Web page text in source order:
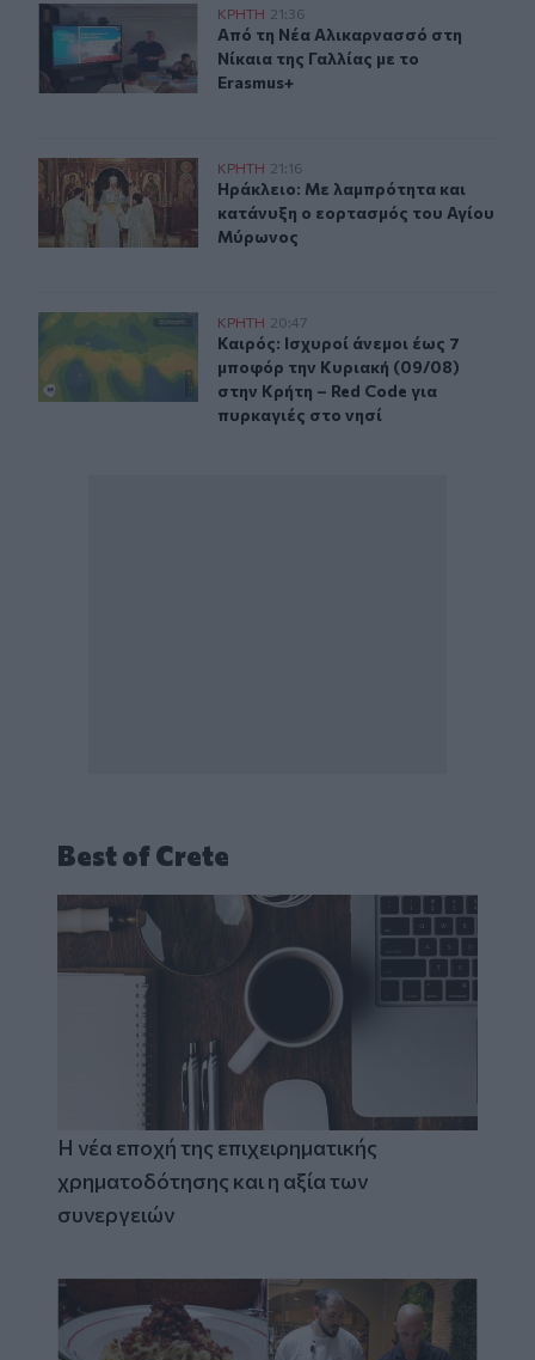
Από τη Νέα Αλικαρνασσό στη Νίκαια της Γαλλίας με το
ΚΡΗΤΗ 21:36
Από τη Νέα Αλικαρνασσό στη
Από τη Νέα Αλικαρνασσό στη
Νίκαια της Γαλλίας με το
Erasmus+
Ηράκλειο: Με λαμπρότητα και κατάνυξη ο εορτασμός
ΚΡΗΤΗ 21:16
Ηράκλειο: Με λαμπρότητα και
Ηράκλειο: Με λαμπρότητα και
κατάνυξη ο εορτασμός του Αγίου
Μύρωνος
Καιρός: Ισχυροί άνεμοι έως 7 μποφόρ την Κυριακή
ΚΡΗΤΗ 20:47
Καιρός: Ισχυροί άνεμοι έως 7
Καιρός: Ισχυροί άνεμοι έως 7
μποφόρ την Κυριακή (09/08)
στην Κρήτη – Red Code για
πυρκαγιές στο νησί
Best of Crete
Η νέα εποχή της επιχειρηματικής
χρηματοδότησης και η αξία των
συνεργειών